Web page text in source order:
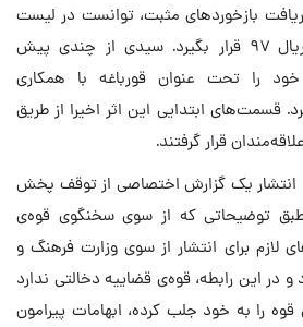
بازخوردهای مثبت، توانست در لیست
پرفروش‌ترین فیلم‌های سریال ۹۷ قرار بگیرد. سیدی از چندی پیش
را تحت عنوان قورباغه با همکاری
قسمت‌های ابتدایی این اثر اخیرا از طریق
قرار گرفتند.
انتشار یک گزارش اختصاصی از توقف پخش
طبق توضیحاتی که از سوی سخنگوی قوه‌ی
لازم برای انتشار از سوی وزارت فرهنگ و
در این رابطه، قوه‌ی قضاییه دخالتی ندارد
را به خود جلب کرده، ابهامات پیرامون